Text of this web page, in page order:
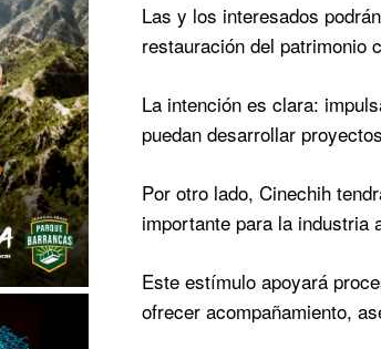
Las y los interesados
restauración del patrimonio
La intención es clara:
puedan desarrollar
Por otro lado, Cinechih
importante para la industria
Este estímulo apoyará
ofrecer acompañamiento,